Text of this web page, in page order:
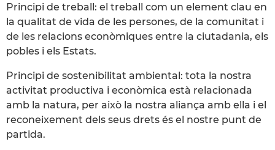
Principi de treball: el treball com un element clau en
la qualitat de vida de les persones, de la comunitat i
de les relacions econòmiques entre la ciutadania, els
pobles i els Estats.
Principi de sostenibilitat ambiental: tota la nostra
activitat productiva i econòmica està relacionada
amb la natura, per això la nostra aliança amb ella i el
reconeixement dels seus drets és el nostre punt de
partida.